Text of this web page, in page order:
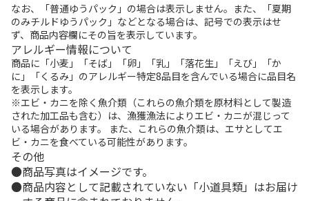
なお、「普通ゆうパック」の場合は表示しません。また、「夏期
のみチルドゆうパック」などとなる場合は、記号での表示はせ
ず、商品内容欄にその旨を表示しています。
アレルギー情報について
商品に「小麦」「そば」「卵」「乳」「落花生」「えび」「か
に」「くるみ」のアレルギー特定8品目を含んでいる場合に品目名
を表示します。
※エビ・カニを除く魚介類（これらの魚介類を原材料として製造
された加工品も含む）は、漁獲漁法によりエビ・カニが混じって
いる場合があります。 また、これらの魚介類は、エサとしてエ
ビ・カニを食べている可能性があります。
その他
商品写真はイメージです。
商品内容として記載されていない「小道具類」はお届け